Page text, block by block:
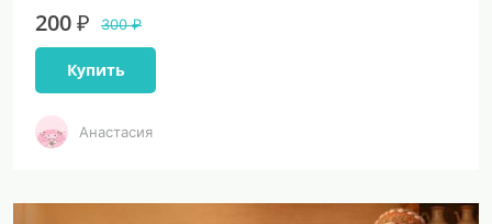
200 ₽ 300 ₽
Купить
Анастасия